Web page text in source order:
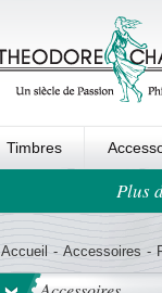
Timbres
Ordre au panierPlus
Accueil - Accessoires -